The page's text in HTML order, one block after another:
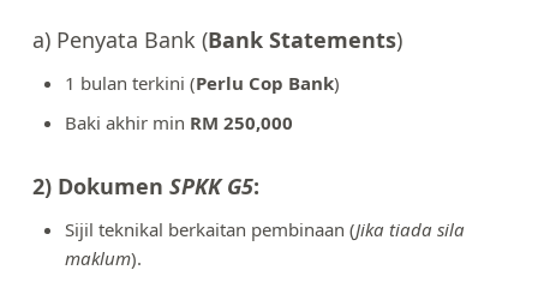
a) Penyata Bank (Bank Statements)
1 bulan terkini (Perlu Cop Bank)
Baki akhir min RM 250,000
2) Dokumen SPKK G5:
Sijil teknikal berkaitan pembinaan (Jika tiada sila
maklum).